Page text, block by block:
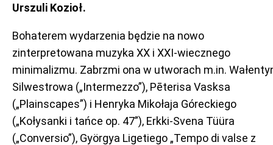
Urszuli Kozioł.
Bohaterem wydarzenia będzie na nowo
zinterpretowana muzyka XX i XXI-wiecznego
minimalizmu. Zabrzmi ona w utworach m.in.
Silwestrowa („Intermezzo”), Pēterisa Vasksa
(„Plainscapes”) i Henryka Mikołaja Góreckiego
(„Kołysanki i tańce op. 47”), Erkki-Svena Tüüra
(„Conversio”), Györgya Ligetiego „Tempo di valse z